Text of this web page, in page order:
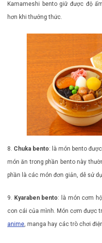
Kamameshi bento giữ được độ
hơn khi thưởng thức.
8. Chuka bento: là món bento
món ăn trong phần bento này
phần là các món đơn giản, dễ sử
9. Kyaraben bento: là món cơm
con cái của mình. Món cơm được
anime, manga hay các trò chơi